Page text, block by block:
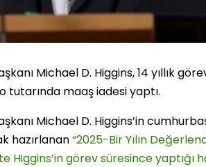
Michael D. Higgins, 14 yıllık
tutarında maaş iadesi yaptı.
Michael D. Higgins’in
hazırlanan“2025-Bir Yılın
Higgins’in görev süresince